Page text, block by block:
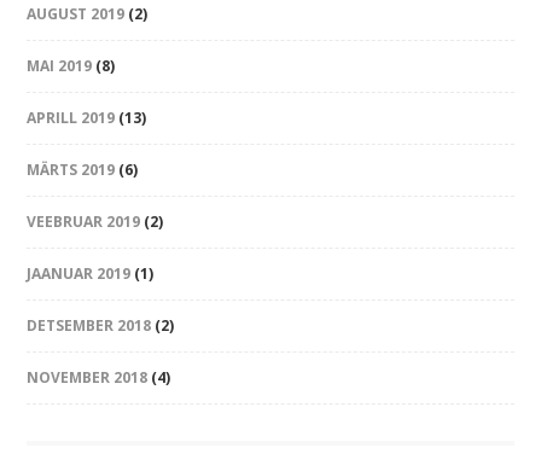
AUGUST 2019 (2)
MAI 2019 (8)
APRILL 2019 (13)
MÄRTS 2019 (6)
VEEBRUAR 2019 (2)
JAANUAR 2019 (1)
DETSEMBER 2018 (2)
NOVEMBER 2018 (4)